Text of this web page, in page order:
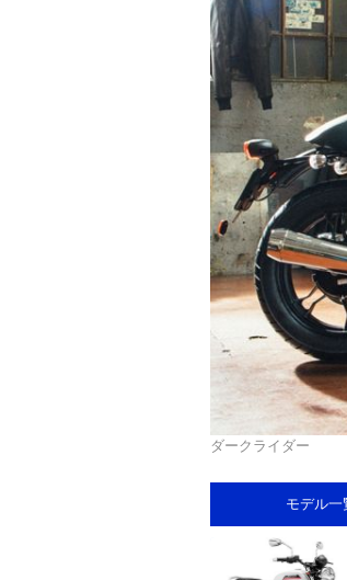
ダークライダー
モデル一